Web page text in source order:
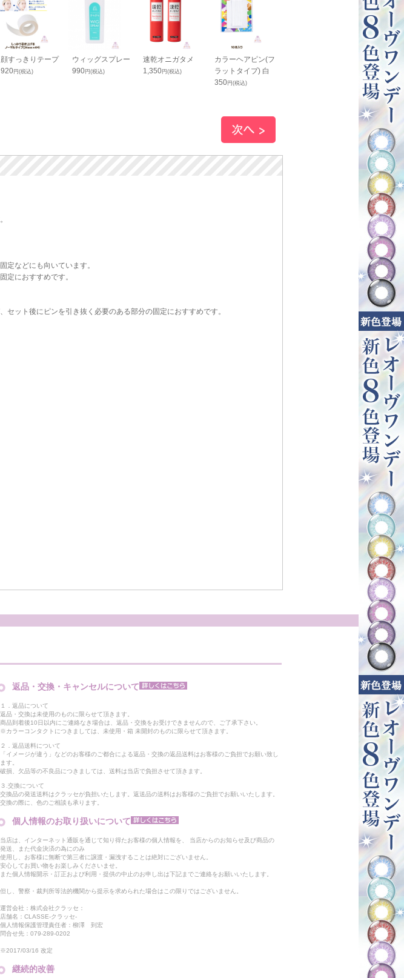
顔すっきりテープ
920円(税込)
ウィッグスプレー
990円(税込)
速乾オニガタメ
1,350円(税込)
カラーヘアピン(フ
ラットタイプ) 白
350円(税込)
ウィッグネッ
ット(ストッ
タイプ)
690円(税込)
定などにも向いています。
定におすすめです。
ット後にピンを引き抜く必要のある部分の固定におすすめです。
返品・交換・キャンセルについて
１．返品について
返品・交換は未使用のものに限らせて頂きます。
商品到着後10日以内にご連絡なき場合は、返品・交換をお受けできませんので、ご了承下さい。
※カラーコンタクトにつきましては、未使用・箱 未開封のものに限らせて頂きます。
２．返品送料について
「イメージが違う」などのお客様のご都合による返品・交換の返品送料はお客様のご負担でお願い致し
ます。
破損、欠品等の不良品につきましては、送料は当店で負担させて頂きます。
３.交換について
交換品の発送送料はクラッセが負担いたします。返送品の送料はお客様のご負担でお願いいたします。
交換の際に、色のご相談も承ります。
個人情報のお取り扱いについて
当店は、インターネット通販を通じて知り得たお客様の個人情報を、 当店からのお知らせ及び商品の
発送、また代金決済の為にのみ
使用し、お客様に無断で第三者に譲渡・漏洩することは絶対にございません。
安心してお買い物をお楽しみくださいませ。
また個人情報開示・訂正および利用・提供の中止のお申し出は下記までご連絡をお願いいたします。
但し、警察・裁判所等法的機関から提示を求められた場合はこの限りではございません。
運営会社：株式会社クラッセ：
店舗名：CLASSE-クラッセ-
個人情報保護管理責任者：柳澤 到宏
問合せ先：079-289-0202
※2017/03/16 改定
継続的改善